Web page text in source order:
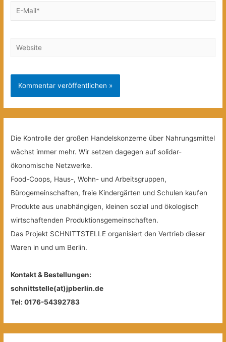
E-
Website
Die Kontrolle der großen Handelskonzerne über Nahrungsmittel
wächst immer mehr. Wir setzen dagegen auf solidar-
ökonomische Netzwerke.
Food-Coops, Haus-, Wohn- und Arbeitsgruppen,
Bürogemeinschaften, freie Kindergärten und Schulen kaufen
Produkte aus unabhängigen, kleinen sozial und ökologisch
wirtschaftenden Produktionsgemeinschaften.
Das Projekt SCHNITTSTELLE organisiert den Vertrieb dieser
Waren in und um Berlin.
Kontakt & Bestellungen:
schnittstelle(at)jpberlin.de
Tel: 0176-54392783